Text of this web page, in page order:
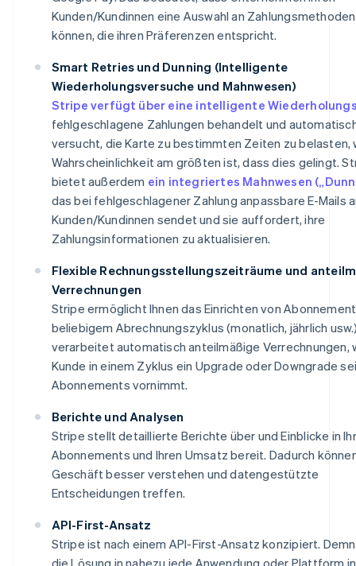
Kunden/Kundinnen eine Auswahl an
können, die ihren Präferenzen entspricht.
Smart Retries und Dunning (Intelligente
Wiederholungsversuche und Mahnwesen)
Stripe verfügt über eine intelligente
fehlgeschlagene Zahlungen behandelt und
versucht, die Karte zu bestimmten Zeiten zu belasten,
Wahrscheinlichkeit am größten ist, dass dies gelingt.
bietet außerdem ein integriertes Mahnwesen
das bei fehlgeschlagener Zahlung anpassbare E-Mails
Kunden/Kundinnen sendet und sie auffordert, ihre
Zahlungsinformationen zu aktualisieren.
Flexible Rechnungsstellungszeiträume und
Verrechnungen
Stripe ermöglicht Ihnen das Einrichten von
beliebigem Abrechnungszyklus (monatlich, jährlich
verarbeitet automatisch anteilmäßige Verrechnungen,
Kunde in einem Zyklus ein Upgrade oder Downgrade
Abonnements vornimmt.
Berichte und Analysen
Stripe stellt detaillierte Berichte über und Einblicke in
Abonnements und Ihren Umsatz bereit. Dadurch
Geschäft besser verstehen und datengestützte
Entscheidungen treffen.
API-First-Ansatz
Stripe ist nach einem API-First-Ansatz konzipiert.
die Lösung in nahezu jede Anwendung oder Plattform